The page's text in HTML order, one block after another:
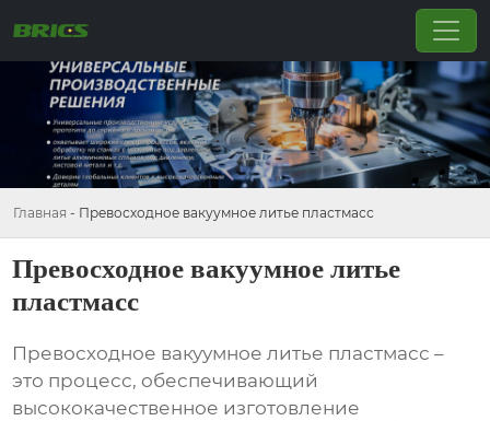
Главная - Превосходное вакуумное литье пластмасс
Превосходное вакуумное литье
пластмасс
Превосходное вакуумное литье пластмасс –
это процесс, обеспечивающий
высококачественное изготовление